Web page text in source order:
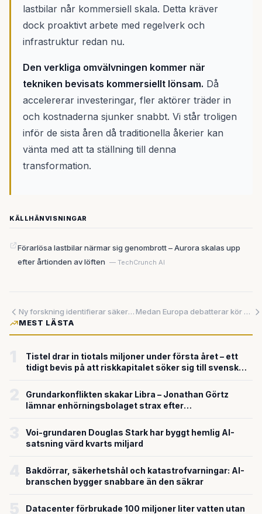
lastbilar når kommersiell skala. Detta kräver
dock proaktivt arbete med regelverk och
infrastruktur redan nu.
Den verkliga omvälvningen kommer när
tekniken bevisats kommersiellt lönsam. Då
accelererar investeringar, fler aktörer träder in
och kostnaderna sjunker snabbt. Vi står troligen
inför de sista åren då traditionella åkerier kan
vänta med att ta ställning till denna
transformation.
KÄLLHÄNVISNINGAR
Förarlösa lastbilar närmar sig genombrott – Aurora skalas upp
efter årtionden av löften — TechCrunch AI
Ny forskning identifierar säkerhetsrisker i AI-system - från smörjande beteende till auktoriseringsproblem
Medan Europa debatterar kör Asien förbi i transportrevolutionen
MEST LÄSTA
Tistel drar in tiotals miljoner under första året – ett
tidigt bevis på att riskkapitalet söker sig till svensk
Grundarkonflikten skakar Libra – Jonathan Görtz
lämnar enhörningsbolaget strax efter
Voi-grundaren Douglas Stark har byggt hemlig AI-
satsning värd kvarts miljard
Bakdörrar, säkerhetshål och katastrofvarningar: AI-
branschen bygger snabbare än den säkrar
Datacenter förbrukade 100 miljoner liter vatten utan